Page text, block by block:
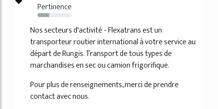
Pertinence
34%
Nos secteurs d'activité - Flexatrans est un
transporteur routier international à votre service au
départ de Rungis. Transport de tous types de
marchandises en sec ou camion frigorifique.
Pour plus de renseignements, merci de prendre
contact avec nous.